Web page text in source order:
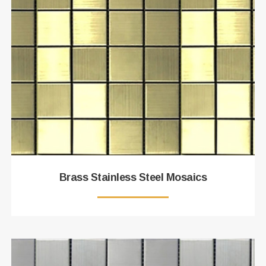
Brass Stainless Steel Mosaics